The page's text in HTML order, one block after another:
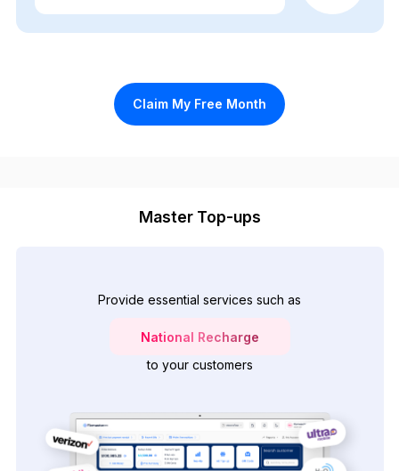
Claim My Free Month
Master Top-ups
Provide essential services such as
National Recharge
to your customers